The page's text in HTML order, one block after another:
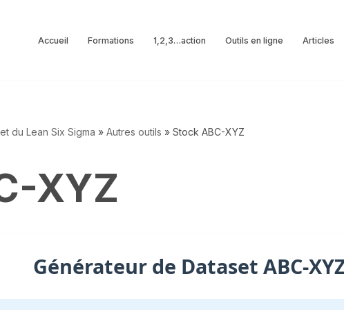
Accueil Formations 1,2,3…action Outils en ligne Articles
du Lean Six Sigma »Autres outils »Stock ABC-XYZ
XYZ